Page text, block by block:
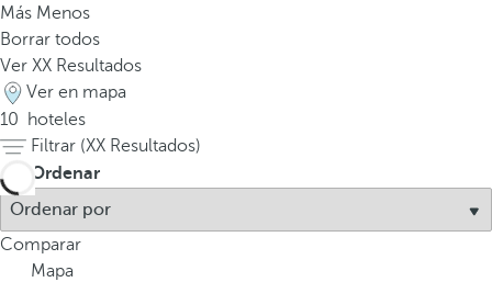
Más Menos
Borrar todos
Ver XX Resultados
Ver en mapa
10
hoteles
Filtrar (XX Resultados)
Ordenar
Comparar
Mapa